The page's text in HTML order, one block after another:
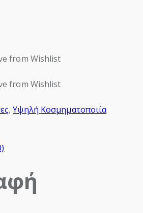
from Wishlist
from Wishlist
,Υψηλή Κοσμηματοποιία